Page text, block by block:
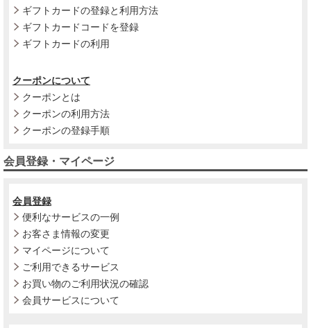
ギフトカードの登録と利用方法
ギフトカードコードを登録
ギフトカードの利用
クーポンについて
クーポンとは
クーポンの利用方法
クーポンの登録手順
会員登録・マイページ
会員登録
便利なサービスの一例
お客さま情報の変更
マイページについて
ご利用できるサービス
お買い物のご利用状況の確認
会員サービスについて